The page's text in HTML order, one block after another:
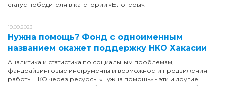
статус победителя в категории «Блогеры».
19.09.2023
Нужна помощь? Фонд с одноименным
названием окажет поддержку НКО Хакасии
Аналитика и статистика по социальным проблемам,
фандрайзинговые инструменты и возможности продвижения
работы НКО через ресурсы «Нужна помощь» - эти и другие